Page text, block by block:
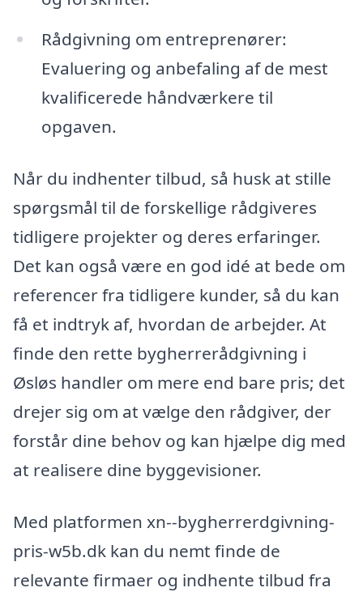
Rådgivning om entreprenører:
Evaluering og anbefaling af de mest
kvalificerede håndværkere til
opgaven.
Når du indhenter tilbud, så husk at stille
spørgsmål til de forskellige rådgiveres
tidligere projekter og deres erfaringer.
Det kan også være en god idé at bede om
referencer fra tidligere kunder, så du kan
få et indtryk af, hvordan de arbejder. At
finde den rette bygherrerådgivning i
Øsløs handler om mere end bare pris; det
drejer sig om at vælge den rådgiver, der
forstår dine behov og kan hjælpe dig med
at realisere dine byggevisioner.
Med platformen xn--bygherrerdgivning-
pris-w5b.dk kan du nemt finde de
relevante firmaer og indhente tilbud fra